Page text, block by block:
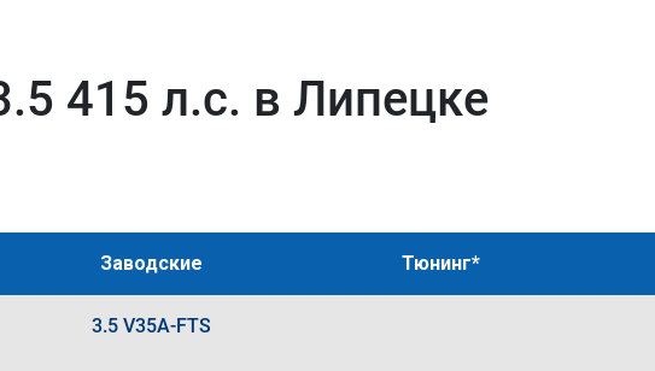
415 л.с. в Липецке
Заводские Тюнинг*
3.5 V35A-FTS